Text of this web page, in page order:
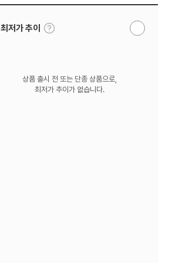
최저가 추이
툴
팁
알
상품 출시 전 또는 단종 상품으로,
최저가 추이가 없습니다.